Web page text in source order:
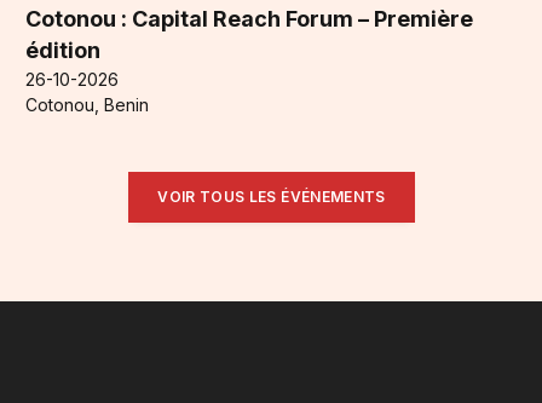
Cotonou : Capital Reach Forum – Première
édition
26-10-2026
Cotonou, Benin
VOIR TOUS LES ÉVÉNEMENTS